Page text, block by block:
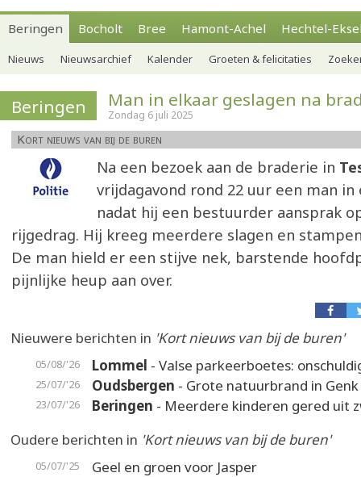
Beringen Bocholt Bree Hamont-Achel Hechtel-
Nieuws Nieuwsarchief Kalender Groeten & felicitaties
Beringen Man in elkaar geslagen na
Zondag 6 juli 2025
Kort nieuws van bij de buren
Na een bezoek aan de braderie in
vrijdagavond rond 22 uur een man in
nadat hij een bestuurder aansprak
rijgedrag. Hij kreeg meerdere slagen en
De man hield er een stijve nek, barstende
pijnlijke heup aan over.
Nieuwere berichten in 'Kort nieuws van bij de buren'
05/08/'26 Lommel - Valse parkeerboetes:
25/07/'26 Oudsbergen - Grote natuurbrand in Genk
23/07/'26 Beringen - Meerdere kinderen gered uit
Oudere berichten in 'Kort nieuws van bij de buren'
05/07/'25 Geel en groen voor Jasper